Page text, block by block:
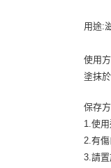
用途:
使用
塗抹
保存
1.使
2.有
3.請